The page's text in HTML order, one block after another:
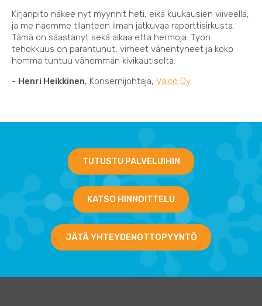
Kirjanpito näkee nyt myynnit heti, eikä kuukausien viiveellä,
ja me näemme tilanteen ilman jatkuvaa raporttisirkusta.
Tämä on säästänyt sekä aikaa että hermoja. Työn
tehokkuus on parantunut, virheet vähentyneet ja koko
homma tuntuu vähemmän kivikautiselta.
- Henri Heikkinen, Konsernijohtaja, Valco Oy
TUTUSTU PALVELUIHIN
KATSO HINNOITTELU
JÄTÄ YHTEYDENOTTOPYYNTÖ